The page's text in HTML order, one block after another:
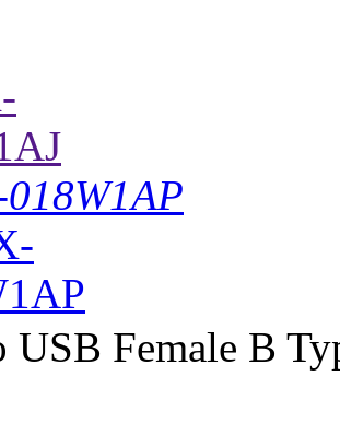
USB Female B